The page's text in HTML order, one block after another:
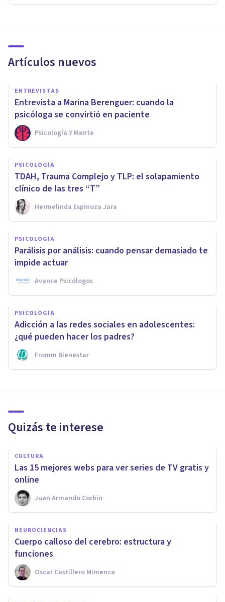
Artículos nuevos
ENTREVISTAS
Entrevista a Marina Berenguer: cuando la
psicóloga se convirtió en paciente
Psicología Y Mente
PSICOLOGÍA
TDAH, Trauma Complejo y TLP: el solapamiento
clínico de las tres “T”
Hermelinda Espinoza Jara
PSICOLOGÍA
Parálisis por análisis: cuando pensar demasiado te
impide actuar
Avance Psicólogos
PSICOLOGÍA
Adicción a las redes sociales en adolescentes:
¿qué pueden hacer los padres?
Fromm Bienestar
Quizás te interese
CULTURA
Las 15 mejores webs para ver series de TV gratis y
online
Juan Armando Corbin
NEUROCIENCIAS
Cuerpo calloso del cerebro: estructura y
funciones
Oscar Castillero Mimenza